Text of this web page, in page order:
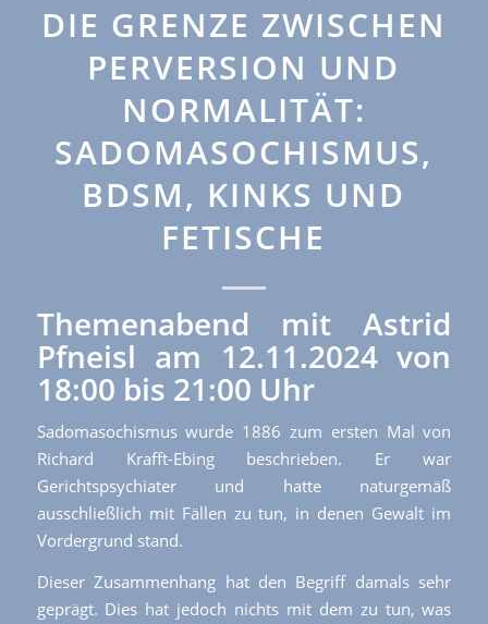
DIE GRENZE ZWISCHEN
PERVERSION UND
NORMALITÄT:
SADOMASOCHISMUS,
BDSM, KINKS UND
FETISCHE
Themenabend mit Astrid
Pfneisl am 12.11.2024 von
18:00 bis 21:00 Uhr
Sadomasochismus wurde 1886 zum ersten Mal von
Richard Krafft-Ebing beschrieben. Er war
Gerichtspsychiater und hatte naturgemäß
ausschließlich mit Fällen zu tun, in denen Gewalt im
Vordergrund stand.
Dieser Zusammenhang hat den Begriff damals sehr
geprägt. Dies hat jedoch nichts mit dem zu tun, was